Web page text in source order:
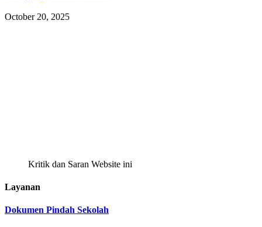
October 20, 2025
Kritik dan Saran Website ini
Layanan
Dokumen Pindah Sekolah